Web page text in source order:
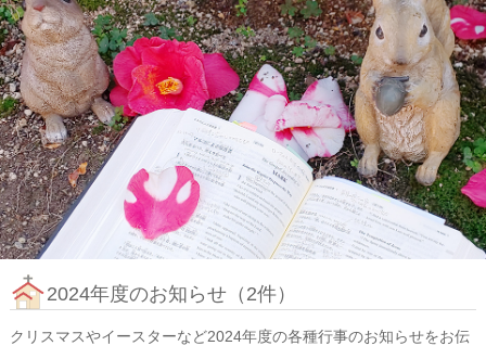
2024年度のお知らせ（2件）
クリスマスやイースターなど2024年度の各種行事のお知らせをお伝